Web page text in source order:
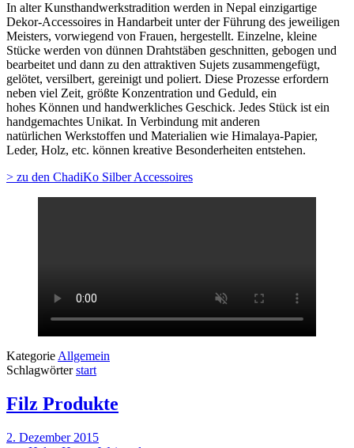
In alter Kunsthandwerkstradition werden in Nepal einzigartige
Dekor-Accessoires in Handarbeit unter der Führung des jeweiligen
Meisters, vorwiegend von Frauen, hergestellt. Einzelne, kleine
Stücke werden von dünnen Drahtstäben geschnitten, gebogen und
bearbeitet und dann zu den attraktiven Sujets zusammengefügt,
gelötet, versilbert, gereinigt und poliert. Diese Prozesse erfordern
neben viel Zeit, größte Konzentration und Geduld, ein
hohes Können und handwerkliches Geschick. Jedes Stück ist ein
handgemachtes Unikat. In Verbindung mit anderen
natürlichen Werkstoffen und Materialien wie Himalaya-Papier,
Leder, Holz, etc. können kreative Besonderheiten entstehen.
> zu den ChadiKo Silber Accessoires
KategorieAllgemein
Schlagwörterstart
Filz Produkte
2. Dezember 2015